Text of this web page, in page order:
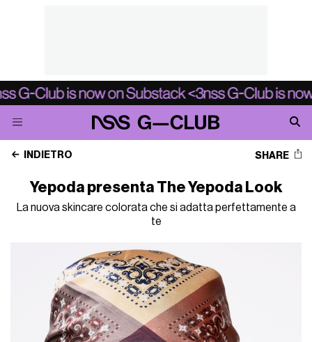
INDIETRO SHARE
Yepoda presenta The Yepoda Look
La nuova skincare colorata che si adatta perfettamente a
te